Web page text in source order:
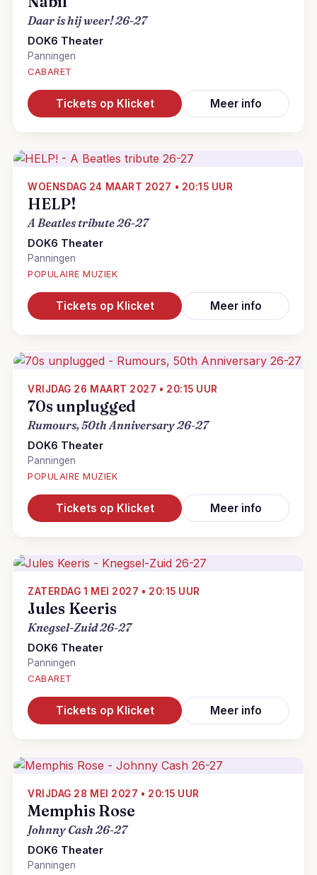
Daar is hij weer! 26-27
DOK6 Theater
Panningen
CABARET
Tickets op Klicket Meer info
WOENSDAG 24 MAART 2027 • 20:15 UUR
HELP!
A Beatles tribute 26-27
DOK6 Theater
Panningen
POPULAIRE MUZIEK
Tickets op Klicket Meer info
VRIJDAG 26 MAART 2027 • 20:15 UUR
70s unplugged
Rumours, 50th Anniversary 26-27
DOK6 Theater
Panningen
POPULAIRE MUZIEK
Tickets op Klicket Meer info
ZATERDAG 1 MEI 2027 • 20:15 UUR
Jules Keeris
Knegsel-Zuid 26-27
DOK6 Theater
Panningen
CABARET
Tickets op Klicket Meer info
VRIJDAG 28 MEI 2027 • 20:15 UUR
Memphis Rose
Johnny Cash 26-27
DOK6 Theater
Panningen